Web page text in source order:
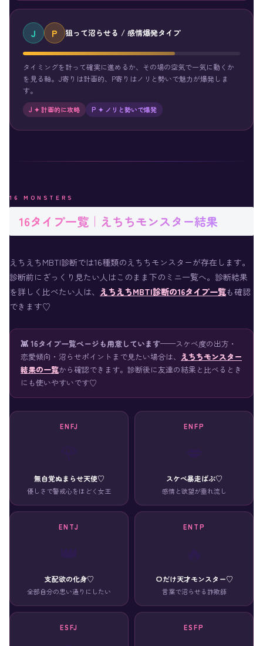
J P 狙って沼らせる / 感情爆発タイプ
タイミングを計って確実に進めるか、その場の空気で一気に動くか
を見る軸。J寄りは計画的、P寄りはノリと勢いで魅力が爆発しま
す。
J ✦ 計画的に攻略 P ✦ ノリと勢いで爆発
16 MONSTERS
16タイプ一覧｜えちちモンスター結果
えちえちMBTI診断では16種類のえちちモンスターが存在します。
診断前にざっくり見たい人はこのまま下のミニ一覧へ。診断結果
を詳しく比べたい人は、 えちえちMBTI診断の16タイプ一覧も確認
できます♡
👾 16タイプ一覧ページも用意しています——スケベ度の出方・
恋愛傾向・沼らせポイントまで見たい場合は、
えちちモンスター
結果の一覧から確認できます。診断後に友達の結果と比べるとき
にも使いやすいです♡
ENFJ
無自覚ぬまらせ天使♡
優しさで警戒心をほどく女王
ENFP
スケベ暴走ばぶ♡
感情と欲望が垂れ流し
ENTJ
支配欲の化身♡
全部自分の思い通りにしたい
ENTP
口だけ天才モンスター♡
言葉で沼らせる詐欺師
ESFJ ESFP